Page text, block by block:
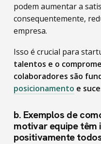
podem aumentar a
consequentemente,
empresa.
Isso é crucial para
talentos e o
colaboradores são
posicionamento e
b. Exemplos de
motivar equipe têm
positivamente